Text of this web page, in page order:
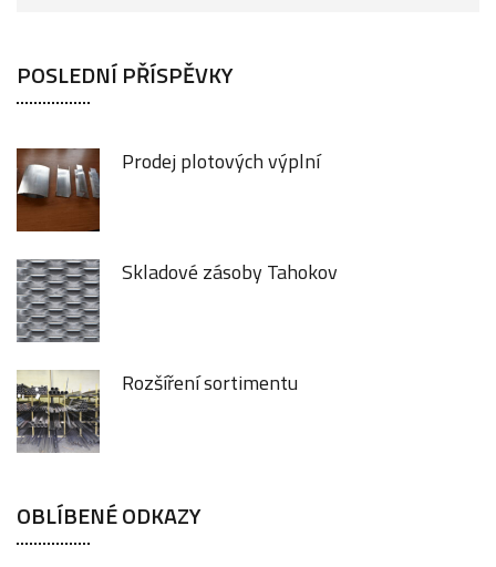
POSLEDNÍ PŘÍSPĚVKY
Prodej plotových výplní
Skladové zásoby Tahokov
Rozšíření sortimentu
OBLÍBENÉ ODKAZY